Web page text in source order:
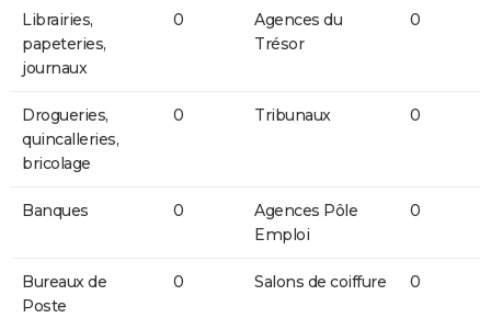
Librairies,
papeteries,
journaux
0
Agences du
Trésor
0
Drogueries,
quincalleries,
bricolage
0 Tribunaux 0
Banques 0
Agences Pôle
Emploi
0
Bureaux de
Poste
0 Salons de coiffure 0